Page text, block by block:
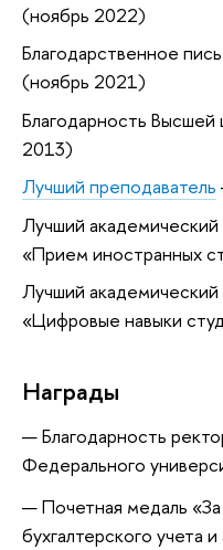
(ноябрь 2022)
Благодарственное
(ноябрь 2021)
Благодарность
2013)
Лучший преподаватель
Лучший
«Прием иностранных
Лучший
«Цифровые навыки
Награды
Благодарность
Федерального
Почетная медаль «За
бухгалтерского учета